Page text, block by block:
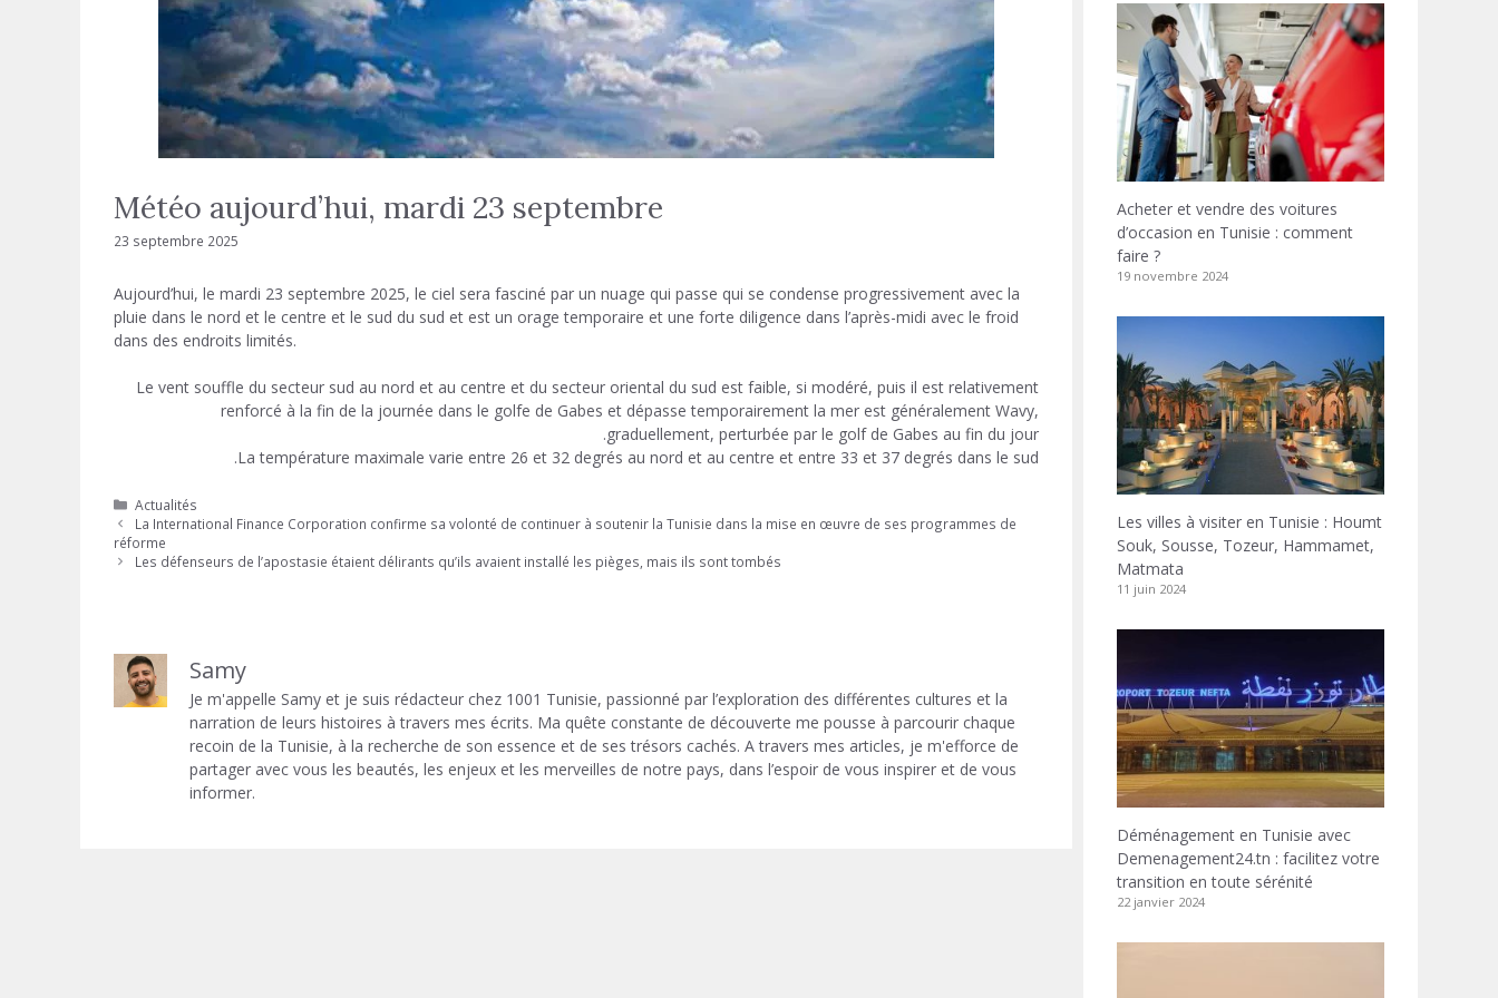
Météo aujourd’hui, mardi 23 septembre
23 septembre 2025
Aujourd’hui, le mardi 23 septembre 2025, le ciel sera fasciné par un nuage qui passe qui se condense progressivement avec la
pluie dans le nord et le centre et le sud du sud et est un orage temporaire et une forte diligence dans l’après-midi avec le froid
dans des endroits limités.
Le vent souffle du secteur sud au nord et au centre et du secteur oriental du sud est faible, si modéré, puis il est relativement
renforcé à la fin de la journée dans le golfe de Gabes et dépasse temporairement la mer est généralement Wavy,
graduellement, perturbée par le golf de Gabes au fin du jour.
La température maximale varie entre 26 et 32 ​​degrés au nord et au centre et entre 33 et 37 degrés dans le sud.
Catégories
Actualités
La International Finance Corporation confirme sa volonté de continuer à soutenir la Tunisie dans la mise en œuvre de ses programmes de
réforme
Les défenseurs de l’apostasie étaient délirants qu’ils avaient installé les pièges, mais ils sont tombés
Samy
Je m'appelle Samy et je suis rédacteur chez 1001 Tunisie, passionné par l’exploration des différentes cultures et la
narration de leurs histoires à travers mes écrits. Ma quête constante de découverte me pousse à parcourir chaque
recoin de la Tunisie, à la recherche de son essence et de ses trésors cachés. A travers mes articles, je m'efforce de
partager avec vous les beautés, les enjeux et les merveilles de notre pays, dans l’espoir de vous inspirer et de vous
informer.
Acheter et vendre des voitures
d’occasion en Tunisie : comment
faire ?
19 novembre 2024
Les villes à visiter en Tunisie : Houmt
Souk, Sousse, Tozeur, Hammamet,
Matmata
11 juin 2024
Déménagement en Tunisie avec
Demenagement24.tn : facilitez votre
transition en toute sérénité
22 janvier 2024